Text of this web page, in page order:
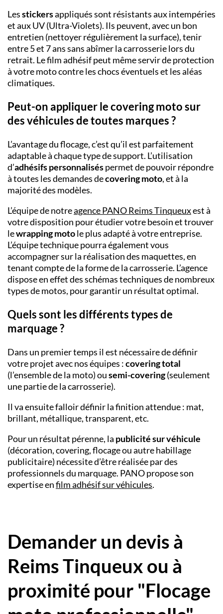
Lesstickersappliqués sont résistants aux intempéries
et aux UV (Ultra-Violets). Ils peuvent, avec un bon
entretien (nettoyer régulièrement la surface), tenir
entre 5 et 7 ans sans abîmer la carrosserie lors du
retrait. Le film adhésif peut même servir de protection
à votre moto contre les chocs éventuels et les aléas
climatiques.
Peut-on appliquer le covering moto sur
des véhicules de toutes marques ?
L’avantage du flocage, c’est qu’il est parfaitement
adaptable à chaque type de support. L’utilisation
d’adhésifs personnaliséspermet de pouvoir répondre
à toutes les demandes decovering moto, et à la
majorité des modèles.
L’équipe de notreagence PANOReims Tinqueuxest à
votre disposition pour étudier votre besoin et trouver
lewrapping motole plus adapté à votre entreprise.
L’équipe technique pourra également vous
accompagner sur la réalisation des maquettes, en
tenant compte de la forme de la carrosserie. L’agence
dispose en effet des schémas techniques de nombreux
types de motos, pour garantir un résultat optimal.
Quels sont les différents types de
marquage ?
Dans un premier temps il est nécessaire de définir
votre projet avec nos équipes :covering total
(l’ensemble de la moto) ousemi-covering(seulement
une partie de la carrosserie).
Il va ensuite falloir définir la finition attendue : mat,
brillant, métallique, transparent, etc.
Pour un résultat pérenne, la publicité sur véhicule
(décoration, covering, flocage ou autre habillage
publicitaire) nécessite d’être réalisée par des
professionnels du marquage. PANO propose son
expertise enfilm adhésif sur véhicules.
Demander un devis à
Reims Tinqueux ou à
proximité pour "Flocage